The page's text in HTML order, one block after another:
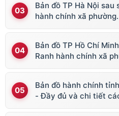
Bản đồ TP Hà Nội sau
hành chính xã
Bản đồ TP Hồ Chí
Ranh hành chính xã
Bản đồ hành chính
- Đầy đủ và chi tiết